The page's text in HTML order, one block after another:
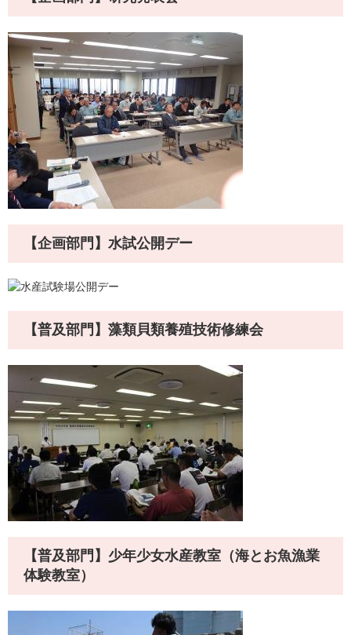
【企画部門】水試公開デー
【普及部門】藻類貝類養殖技術修練会
【普及部門】少年少女水産教室（海とお魚漁業
体験教室）